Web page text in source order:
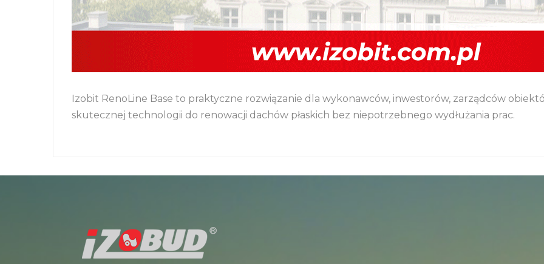
Izobit RenoLine Base to praktyczne rozwiązanie dla wykonawców, inwestorów, zarządców
skutecznej technologii do renowacji dachów płaskich bez niepotrzebnego wydłużania prac.